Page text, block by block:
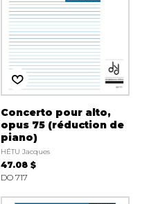
Concerto pour alto,
opus 75 (réduction de
piano)
HÉTU Jacques
47.08 $
DO 717